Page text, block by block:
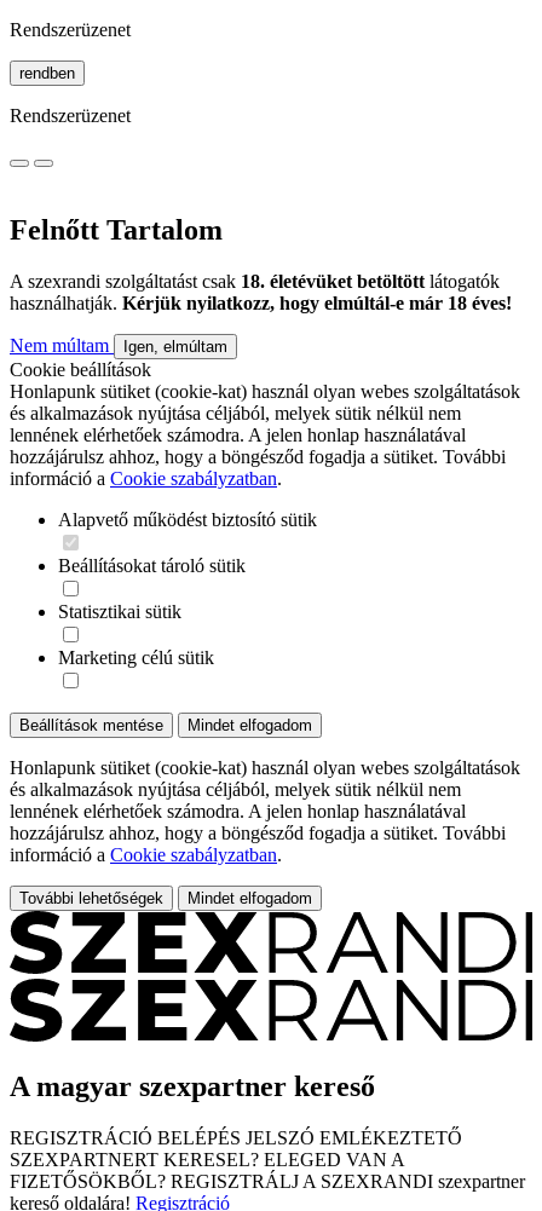
Rendszerüzenet
rendben
Rendszerüzenet
Felnőtt Tartalom
A szexrandi szolgáltatást csak 18. életévüket betöltött látogatók
használhatják. Kérjük nyilatkozz, hogy elmúltál-e már 18 éves!
Nem múltam Igen, elmúltam
Cookie beállítások
Honlapunk sütiket (cookie-kat) használ olyan webes szolgáltatások
és alkalmazások nyújtása céljából, melyek sütik nélkül nem
lennének elérhetőek számodra. A jelen honlap használatával
hozzájárulsz ahhoz, hogy a böngésződ fogadja a sütiket. További
információ a Cookie szabályzatban.
Alapvető működést biztosító sütik
Beállításokat tároló sütik
Statisztikai sütik
Marketing célú sütik
Beállítások mentése Mindet elfogadom
Honlapunk sütiket (cookie-kat) használ olyan webes szolgáltatások
és alkalmazások nyújtása céljából, melyek sütik nélkül nem
lennének elérhetőek számodra. A jelen honlap használatával
hozzájárulsz ahhoz, hogy a böngésződ fogadja a sütiket. További
információ a Cookie szabályzatban.
További lehetőségek Mindet elfogadom
A magyar szexpartner kereső
REGISZTRÁCIÓ BELÉPÉS JELSZÓ EMLÉKEZTETŐ
SZEXPARTNERT KERESEL? ELEGED VAN A
FIZETŐSÖKBŐL? REGISZTRÁLJ A SZEXRANDI szexpartner
kereső oldalára! Regisztráció